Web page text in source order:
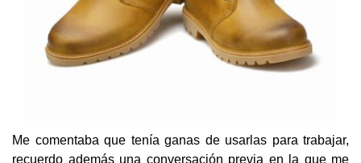
Me comentaba que tenía ganas de usarlas para trabajar,
recuerdo además una conversación previa en la que me